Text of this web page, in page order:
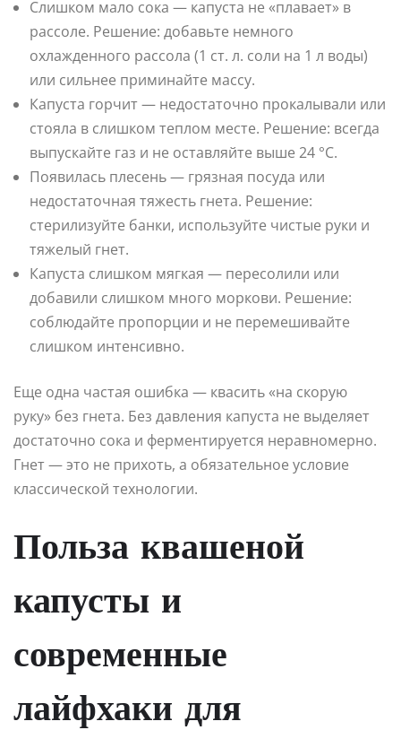
Слишком мало сока — капуста не «плавает» в
рассоле. Решение: добавьте немного
охлажденного рассола (1 ст. л. соли на 1 л воды)
или сильнее приминайте массу.
Капуста горчит — недостаточно прокалывали или
стояла в слишком теплом месте. Решение: всегда
выпускайте газ и не оставляйте выше 24 °C.
Появилась плесень — грязная посуда или
недостаточная тяжесть гнета. Решение:
стерилизуйте банки, используйте чистые руки и
тяжелый гнет.
Капуста слишком мягкая — пересолили или
добавили слишком много моркови. Решение:
соблюдайте пропорции и не перемешивайте
слишком интенсивно.
Еще одна частая ошибка — квасить «на скорую
руку» без гнета. Без давления капуста не выделяет
достаточно сока и ферментируется неравномерно.
Гнет — это не прихоть, а обязательное условие
классической технологии.
Польза квашеной
капусты и
современные
лайфхаки для